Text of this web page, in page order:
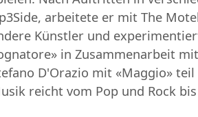
arbeitete er mit The
Künstler und
in Zusammenarbeit
D'Orazio mit «Maggio»
reicht vom Pop und Rock